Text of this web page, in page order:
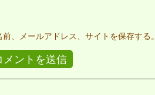
、メールアドレス、サイトを保存する。